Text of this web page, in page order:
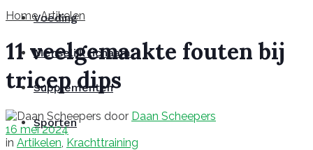
Voeding
Menselijk lichaam
Supplementen
Sporten
Home Artikelen
11 veelgemaakte fouten bij
tricep dips
door Daan Scheepers
16 mei 2024
in Artikelen, Krachttraining